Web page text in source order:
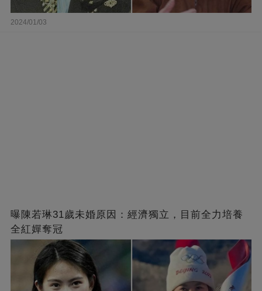
2024/01/03
曝陳若琳31歲未婚原因：經濟獨立，目前全力培養
全紅嬋奪冠